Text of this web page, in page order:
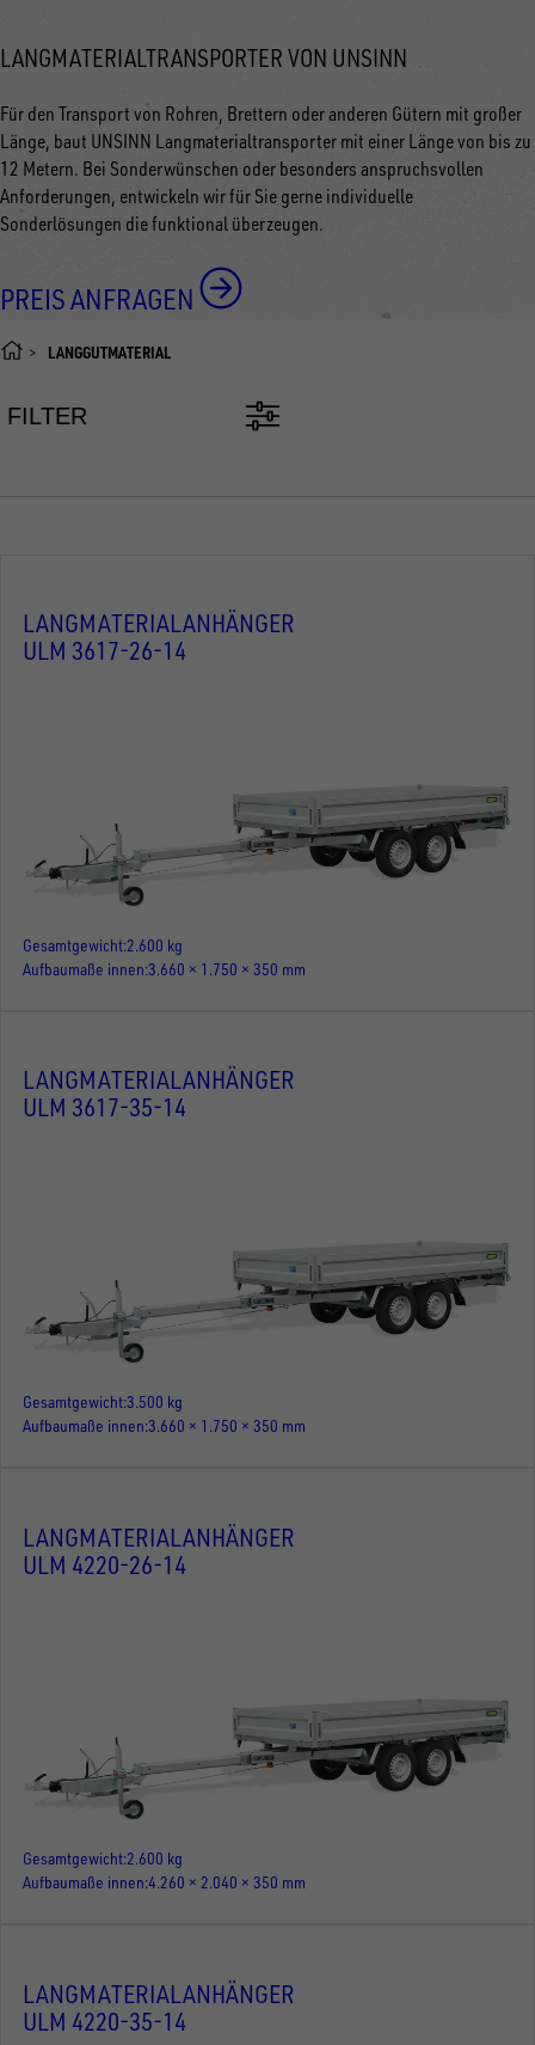
LANGMATERIALTRANSPORTER VON UNSINN
Für den Transport von Rohren, Brettern oder anderen Gütern mit großer
Länge, baut UNSINN Langmaterialtransporter mit einer Länge von bis zu
12 Metern. Bei Sonderwünschen oder besonders anspruchsvollen
Anforderungen, entwickeln wir für Sie gerne individuelle
Sonderlösungen die funktional überzeugen.
PREIS ANFRAGEN
LANGGUTMATERIAL
FILTER
LANGMATERIALANHÄNGER
ULM 3617-26-14
Gesamtgewicht 2.600 kg
Aufbaumaße innen 3.660 × 1.750 × 350 mm
LANGMATERIALANHÄNGER
ULM 3617-35-14
Gesamtgewicht3.500 kg
Aufbaumaße innen 3.660 × 1.750 × 350 mm
LANGMATERIALANHÄNGER
ULM 4220-26-14
Gesamtgewicht 2.600 kg
Aufbaumaße innen 4.260 × 2.040 × 350 mm
LANGMATERIALANHÄNGER
ULM 4220-35-14